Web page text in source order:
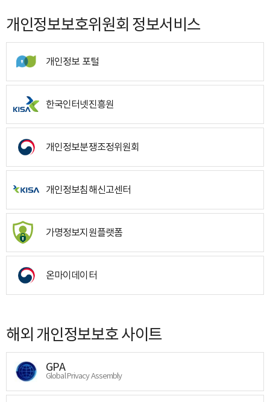
개인정보보호위원회 정보서비스
개인정보 포털
한국인터넷진흥원
개인정보분쟁조정위원회
개인정보침해신고센터
가명정보지원플랫폼
온마이데이터
해외 개인정보보호 사이트
GPA
Global Privacy Assembly